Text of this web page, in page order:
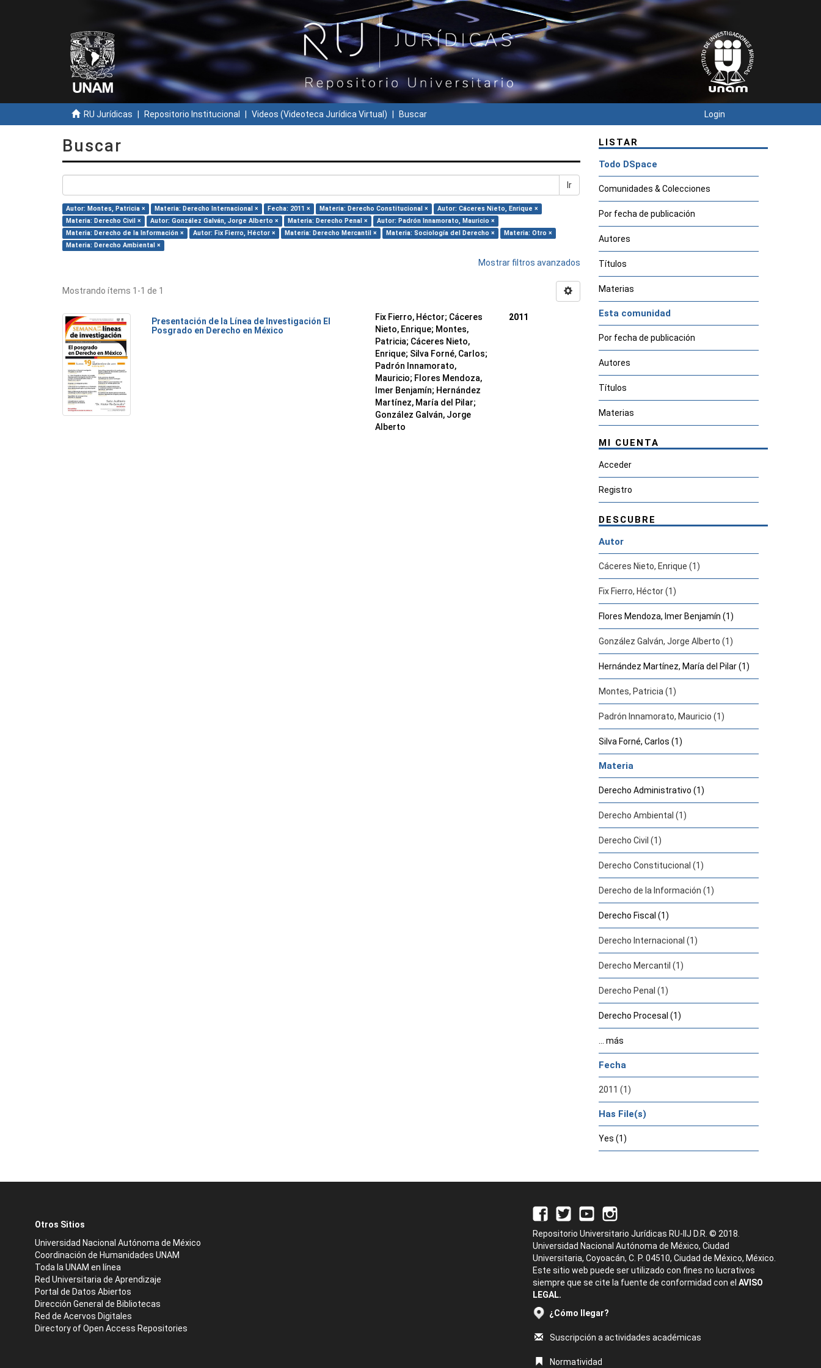
RU Jurídicas Repositorio Institucional Videos (Videoteca Jurídica Virtual) Buscar Login
Buscar
Ir
Autor: Montes, Patricia × Materia: Derecho Internacional × Fecha: 2011 × Materia: Derecho Constitucional ×
Autor: Cáceres Nieto, Enrique ×
Materia: Derecho Civil ×
Autor: González Galván, Jorge Alberto × Materia: Derecho Penal ×
Autor: Padrón Innamorato, Mauricio ×
Materia: Derecho de la Información ×
Autor: Fix Fierro, Héctor × Materia: Derecho Mercantil × Materia: Sociología del Derecho ×
Materia: Otro ×
Materia: Derecho Ambiental ×
Mostrar filtros avanzados
Mostrando ítems 1-1 de 1
Presentación de la Línea de Investigación El
Posgrado en Derecho en México
Fix Fierro, Héctor; Cáceres
Nieto, Enrique; Montes,
Patricia; Cáceres Nieto,
Enrique; Silva Forné, Carlos;
Padrón Innamorato,
Mauricio; Flores Mendoza,
Imer Benjamín; Hernández
Martínez, María del Pilar;
González Galván, Jorge
Alberto
2011
LISTAR
Todo DSpace
Comunidades & Colecciones
Por fecha de publicación
Autores
Títulos
Materias
Esta comunidad
Por fecha de publicación
Autores
Títulos
Materias
MI CUENTA
Acceder
Registro
DESCUBRE
Autor
Cáceres Nieto, Enrique (1)
Fix Fierro, Héctor (1)
Flores Mendoza, Imer Benjamín (1)
González Galván, Jorge Alberto (1)
Hernández Martínez, María del Pilar (1)
Montes, Patricia (1)
Padrón Innamorato, Mauricio (1)
Silva Forné, Carlos (1)
Materia
Derecho Administrativo (1)
Derecho Ambiental (1)
Derecho Civil (1)
Derecho Constitucional (1)
Derecho de la Información (1)
Derecho Fiscal (1)
Derecho Internacional (1)
Derecho Mercantil (1)
Derecho Penal (1)
Derecho Procesal (1)
... más
Fecha
2011 (1)
Has File(s)
Yes (1)
Otros Sitios
Universidad Nacional Autónoma de México
Coordinación de Humanidades UNAM
Toda la UNAM en línea
Red Universitaria de Aprendizaje
Portal de Datos Abiertos
Dirección General de Bibliotecas
Red de Acervos Digitales
Directory of Open Access Repositories
Repositorio Universitario Jurídicas RU-IIJ D.R. © 2018.
Universidad Nacional Autónoma de México, Ciudad
Universitaria, Coyoacán, C. P. 04510, Ciudad de México, México.
Este sitio web puede ser utilizado con fines no lucrativos
siempre que se cite la fuente de conformidad con el AVISO
LEGAL.
¿Cómo llegar?
Suscripción a actividades académicas
Normatividad